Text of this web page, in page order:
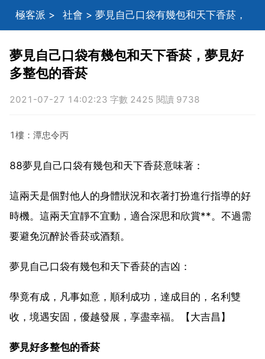
極客派 > 社會 > 夢見自己口袋有幾包和天下香菸，
夢見自己口袋有幾包和天下香菸，夢見好
多整包的香菸
2021-07-27 14:02:23 字數 2425 閱讀 9738
1樓：潭忠令丙
88夢見自己口袋有幾包和天下香菸意味著：
這兩天是個對他人的身體狀況和衣著打扮進行指導的好
時機。這兩天宜靜不宜動，適合深思和欣賞**。不過需
要避免沉醉於香菸或酒類。
夢見自己口袋有幾包和天下香菸的吉凶：
學竟有成，凡事如意，順利成功，達成目的，名利雙
收，境遇安固，優越發展，享盡幸福。【大吉昌】
夢見好多整包的香菸